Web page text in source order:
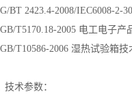
BT 2423.4-2008/IEC6008-2-
T5170.18-2005 电工电子
T10586-2006 湿热试验箱技
技术参数：